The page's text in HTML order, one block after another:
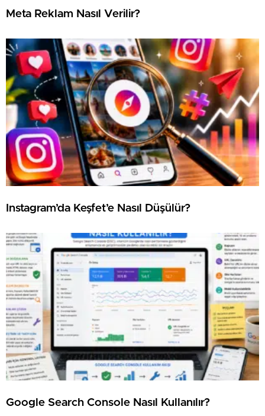
Meta Reklam Nasıl Verilir?
⁠Instagram’da Keşfet’e Nasıl Düşülür?
Google Search Console Nasıl Kullanılır?